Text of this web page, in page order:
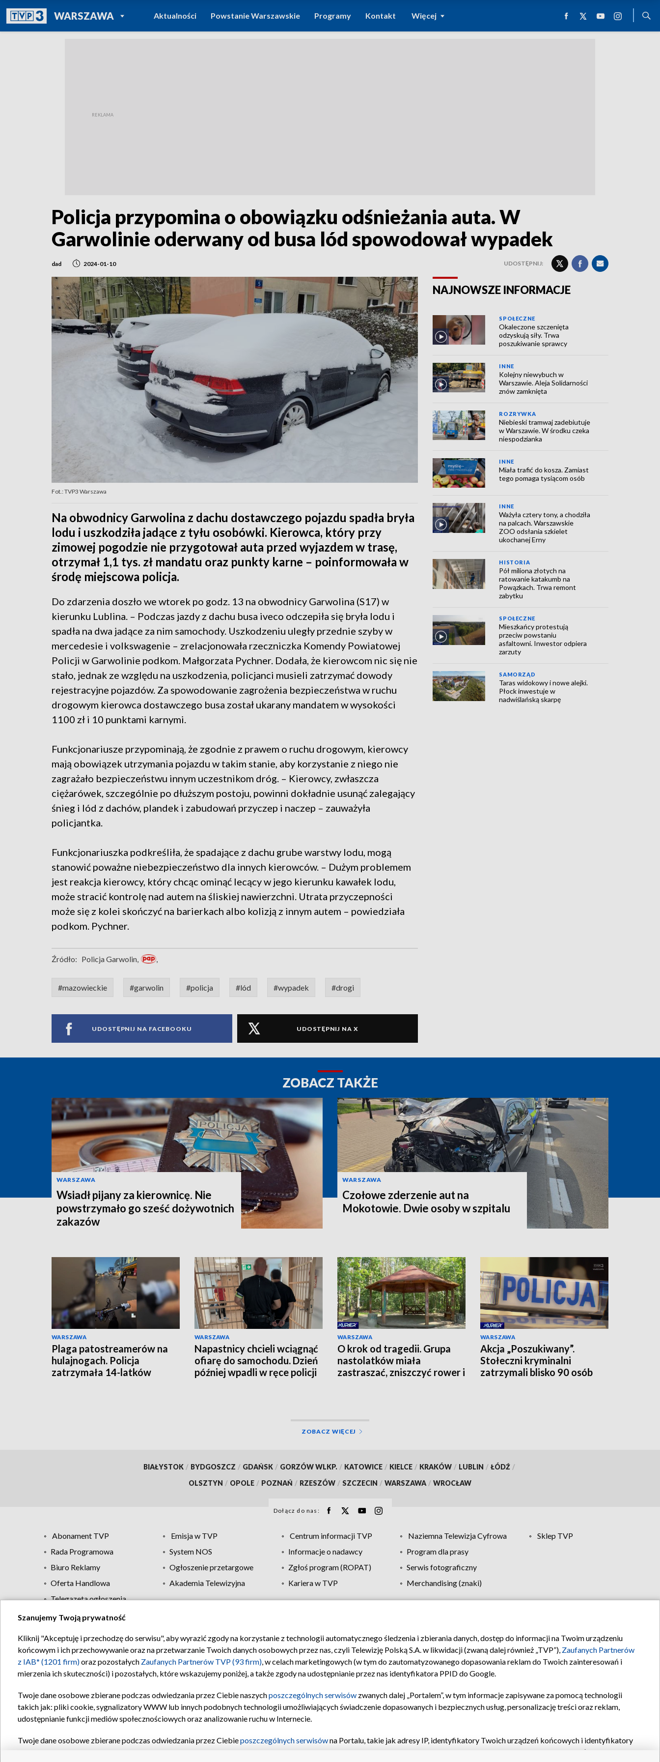
WARSZAWAPOWRÓT DO
TVP REGIONY
Aktualności Powstanie Warszawskie Programy Kontakt Więcej
Policja przypomina o obowiązku odśnieżania auta. W
Garwolinie oderwany od busa lód spowodował wypadek
dad 2024-01-10 UDOSTĘPNIJ:
Fot.: TVP3 Warszawa
Na obwodnicy Garwolina z dachu dostawczego pojazdu spadła bryła
lodu i uszkodziła jadące z tyłu osobówki. Kierowca, który przy
zimowej pogodzie nie przygotował auta przed wyjazdem w trasę,
otrzymał 1,1 tys. zł mandatu oraz punkty karne – poinformowała w
środę miejscowa policja.
Do zdarzenia doszło we wtorek po godz. 13 na obwodnicy Garwolina (S17) w
kierunku Lublina. – Podczas jazdy z dachu busa iveco odczepiła się bryła lodu i
spadła na dwa jadące za nim samochody. Uszkodzeniu uległy przednie szyby w
mercedesie i volkswagenie – zrelacjonowała rzeczniczka Komendy Powiatowej
Policji w Garwolinie podkom. Małgorzata Pychner. Dodała, że kierowcom nic się nie
stało, jednak ze względu na uszkodzenia, policjanci musieli zatrzymać dowody
rejestracyjne pojazdów. Za spowodowanie zagrożenia bezpieczeństwa w ruchu
drogowym kierowca dostawczego busa został ukarany mandatem w wysokości
1100 zł i 10 punktami karnymi.
Funkcjonariusze przypominają, że zgodnie z prawem o ruchu drogowym, kierowcy
mają obowiązek utrzymania pojazdu w takim stanie, aby korzystanie z niego nie
zagrażało bezpieczeństwu innym uczestnikom dróg. – Kierowcy, zwłaszcza
ciężarówek, szczególnie po dłuższym postoju, powinni dokładnie usunąć zalegający
śnieg i lód z dachów, plandek i zabudowań przyczep i naczep – zauważyła
policjantka.
Funkcjonariuszka podkreśliła, że spadające z dachu grube warstwy lodu, mogą
stanowić poważne niebezpieczeństwo dla innych kierowców. – Dużym problemem
jest reakcja kierowcy, który chcąc ominąć lecący w jego kierunku kawałek lodu,
może stracić kontrolę nad autem na śliskiej nawierzchni. Utrata przyczepności
może się z kolei skończyć na barierkach albo kolizją z innym autem – powiedziała
podkom. Pychner.
Źródło: Policja Garwolin, ,
#mazowieckie #garwolin #policja #lód #wypadek #drogi
UDOSTĘPNIJ NA FACEBOOKU UDOSTĘPNIJ NA X
NAJNOWSZE INFORMACJE
SPOŁECZNE
Okaleczone szczenięta
odzyskują siły. Trwa
poszukiwanie sprawcy
INNE
Kolejny niewybuch w
Warszawie. Aleja Solidarności
znów zamknięta
ROZRYWKA
Niebieski tramwaj zadebiutuje
w Warszawie. W środku czeka
niespodzianka
INNE
Miała trafić do kosza. Zamiast
tego pomaga tysiącom osób
INNE
Ważyła cztery tony, a chodziła
na palcach. Warszawskie
ZOO odsłania szkielet
ukochanej Erny
HISTORIA
Pół miliona złotych na
ratowanie katakumb na
Powązkach. Trwa remont
zabytku
SPOŁECZNE
Mieszkańcy protestują
przeciw powstaniu
asfaltowni. Inwestor odpiera
zarzuty
SAMORZĄD
Taras widokowy i nowe alejki.
Płock inwestuje w
nadwiślańską skarpę
ZOBACZ TAKŻE
WARSZAWA
Wsiadł pijany za kierownicę. Nie
powstrzymało go sześć dożywotnich
zakazów
WARSZAWA
Czołowe zderzenie aut na
Mokotowie. Dwie osoby w szpitalu
WARSZAWA
Plaga patostreamerów na
hulajnogach. Policja
zatrzymała 14-latków
WARSZAWA
Napastnicy chcieli wciągnąć
ofiarę do samochodu. Dzień
później wpadli w ręce policji
WARSZAWA
O krok od tragedii. Grupa
nastolatków miała
zastraszać, zniszczyć rower i
WARSZAWA
Akcja „Poszukiwany”.
Stołeczni kryminalni
zatrzymali blisko 90 osób
ZOBACZ WIĘCEJ
BIAŁYSTOK / BYDGOSZCZ / GDAŃSK / GORZÓW WLKP. / KATOWICE / KIELCE / KRAKÓW / LUBLIN / ŁÓDŹ /
OLSZTYN / OPOLE / POZNAŃ / RZESZÓW / SZCZECIN / WARSZAWA / WROCŁAW
Dołącz do nas:
Abonament TVP Emisja w TVP Centrum informacji TVP Naziemna Telewizja Cyfrowa
Sklep TVP
Rada Programowa
System NOS Informacje o nadawcy
Program dla prasy
Biuro Reklamy
Ogłoszenie przetargowe Zgłoś program (ROPAT)
Serwis fotograficzny
Oferta Handlowa
Akademia Telewizyjna Kariera w TVP
Merchandising (znaki)
Telegazeta ogłoszenia
Regulamin TVP Polityka prywatności Moje zgody Pomoc Biuro reklamy Kontakt
Szanujemy Twoją prywatność
Kliknij "Akceptuję i przechodzę do serwisu", aby wyrazić zgody na korzystanie z technologii automatycznego śledzenia i zbierania danych, dostęp do informacji na Twoim urządzeniu
końcowym i ich przechowywanie oraz na przetwarzanie Twoich danych osobowych przez nas, czyli Telewizję Polską S.A. w likwidacji (zwaną dalej również „TVP”), Zaufanych Partnerów
z IAB* (1201 firm)oraz pozostałych Zaufanych Partnerów TVP (93 firm), w celach marketingowych (w tym do zautomatyzowanego dopasowania reklam do Twoich zainteresowań i
mierzenia ich skuteczności) i pozostałych, które wskazujemy poniżej, a także zgody na udostępnianie przez nas identyfikatora PPID do Google.
Twoje dane osobowe zbierane podczas odwiedzania przez Ciebie naszychposzczególnych serwisów zwanych dalej „Portalem”, w tym informacje zapisywane za pomocą technologii
takich jak: pliki cookie, sygnalizatory WWW lub innych podobnych technologii umożliwiających świadczenie dopasowanych i bezpiecznych usług, personalizację treści oraz reklam,
udostępnianie funkcji mediów społecznościowych oraz analizowanie ruchu w Internecie.
Twoje dane osobowe zbierane podczas odwiedzania przez Ciebieposzczególnych serwisówna Portalu, takie jak adresy IP, identyfikatory Twoich urządzeń końcowych i identyfikatory
oraz pozostałych